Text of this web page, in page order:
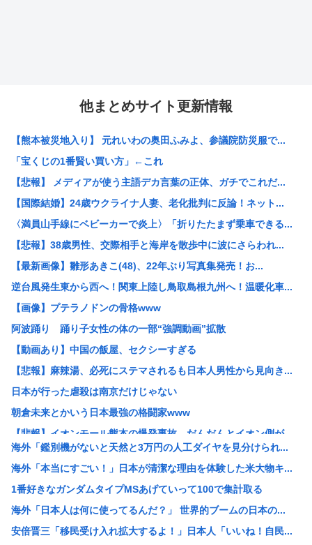
他まとめサイト更新情報
【熊本被災地入り】 元れいわの奥田ふみよ、参議院防災服で...
「宝くじの1番賢い買い方」←これ
【悲報】 メディアが使う主語デカ言葉の正体、ガチでこれだ...
【国際結婚】24歳ウクライナ人妻、老化批判に反論！ネット...
〈満員山手線にベビーカーで炎上〉「折りたたまず乗車できる...
【悲報】38歳男性、交際相手と海岸を散歩中に波にさらわれ...
【最新画像】雛形あきこ(48)、22年ぶり写真集発売！お...
逆台風発生東から西へ！関東上陸し鳥取島根九州へ！温暖化車...
【画像】プテラノドンの骨格www
阿波踊り 踊り子女性の体の一部“強調動画”拡散
【動画あり】中国の飯屋、セクシーすぎる
【悲報】麻辣湯、必死にステマされるも日本人男性から見向き...
日本が行った虐殺は南京だけじゃない
朝倉未来とかいう日本最強の格闘家www
【悲報】イオンモール熊本の爆発事故、だんだんとイオン側が...
【画像】 電車ってこうした方が快適じゃね？
【動画アリ】秋田県職員、ラブホテルから記者会見www
【悲報】「抱かれたくない男」レジェンドの江頭2:50さん...
用意した朝食を息子が食べずに注意したら「お母さんの料理は...
K-POPアイドルの約半数が3年後には姿を消す…損益分岐...
海外「鑑別機がないと天然と3万円の人工ダイヤを見分けられ...
海外「本当にすごい！」日本が清潔な理由を体験した米大物キ...
1番好きなガンダムタイプMSあげていって100で集計取る
海外「日本人は何に使ってるんだ？」 世界的ブームの日本の...
安倍晋三「移民受け入れ拡大するよ！」日本人「いいね！自民...